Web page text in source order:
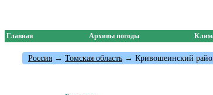
Главная Архивы погоды
Россия → Томская область → Кривошеинский